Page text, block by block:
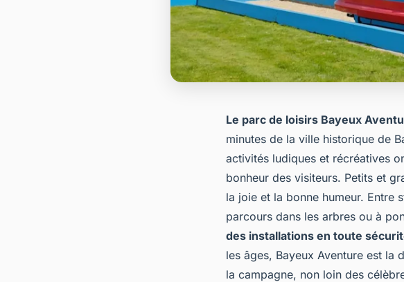
Le parc de loisirs Bayeux
minutes de la ville historique de
activités ludiques et récréatives
bonheur des visiteurs. Petits et
la joie et la bonne humeur. Entre
parcours dans les arbres ou à
des installations en toute
les âges, Bayeux Aventure est la
la campagne, non loin des